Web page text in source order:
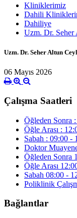
Kliniklerimiz
Dahili
Dahiliye
Uzm. Dr. Seher
Uzm. Dr. Seher Altun
06 Mayıs 2026
Çalışma Saatleri
Öğleden Sonra
Öğle Arası :
Sabah : 09:00 -
Doktor
Öğleden Sonra
Öğle Arası
Sabah 08:00 -
Poliklinik
Bağlantlar